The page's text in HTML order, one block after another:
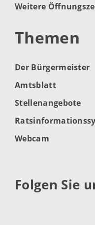
Weitere
Themen
Der Bürgermeister
Amtsblatt
Stellenangebote
Webcam
Folgen Sie